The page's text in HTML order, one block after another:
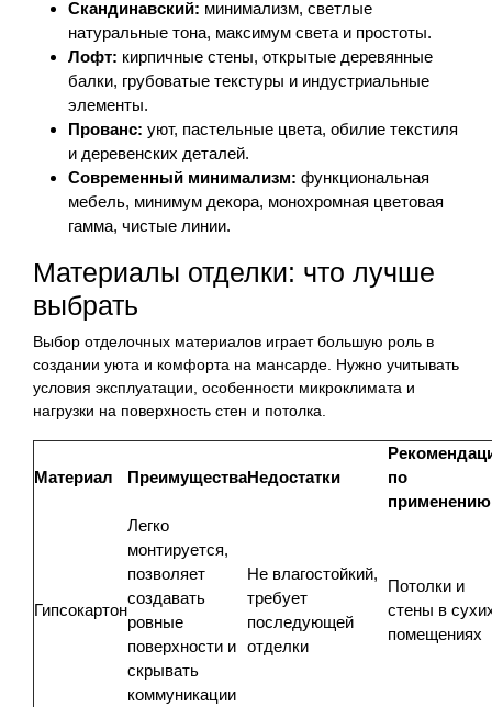
Скандинавский: минимализм, светлые
натуральные тона, максимум света и простоты.
Лофт: кирпичные стены, открытые деревянные
балки, грубоватые текстуры и индустриальные
элементы.
Прованс: уют, пастельные цвета, обилие текстиля
и деревенских деталей.
Современный минимализм: функциональная
мебель, минимум декора, монохромная цветовая
гамма, чистые линии.
Материалы отделки: что лучше
выбрать
Выбор отделочных материалов играет большую роль в
создании уюта и комфорта на мансарде. Нужно учитывать
условия эксплуатации, особенности микроклимата и
нагрузки на поверхность стен и потолка.
Материал ПреимуществаНедостатки
по
применению
Гипсокартон
Легко
монтируется,
позволяет
создавать
ровные
поверхности и
скрывать
коммуникации
Не влагостойкий,
требует
последующей
отделки
Потолки и
стены в
помещениях